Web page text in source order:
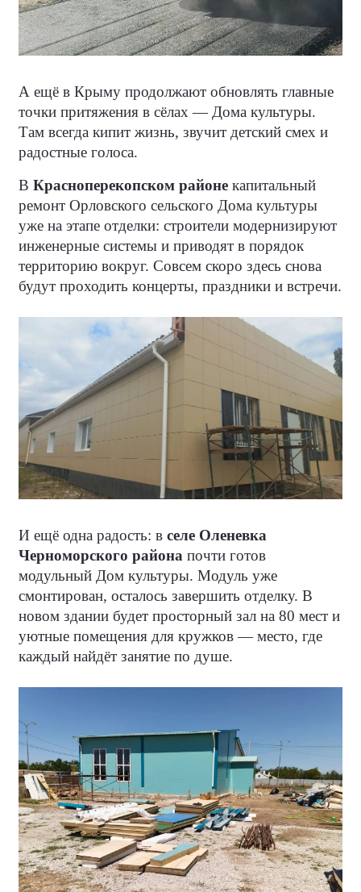
А ещё в Крыму продолжают обновлять главные
точки притяжения в сёлах — Дома культуры.
Там всегда кипит жизнь, звучит детский смех и
радостные голоса.
В Красноперекопском районе капитальный
ремонт Орловского сельского Дома культуры
уже на этапе отделки: строители модернизируют
инженерные системы и приводят в порядок
территорию вокруг. Совсем скоро здесь снова
будут проходить концерты, праздники и встречи.
И ещё одна радость: в селе Оленевка
Черноморского района почти готов
модульный Дом культуры. Модуль уже
смонтирован, осталось завершить отделку. В
новом здании будет просторный зал на 80 мест и
уютные помещения для кружков — место, где
каждый найдёт занятие по душе.